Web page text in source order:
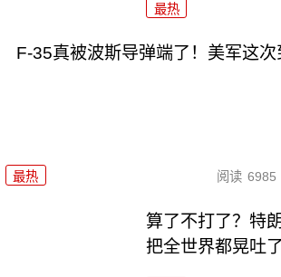
最热
F-35真被波斯导弹端了！美军这次
最热 阅读 6985
算了不打了？特
把全世界都晃吐了